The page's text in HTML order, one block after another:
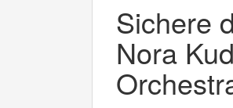
Sichere
Nora